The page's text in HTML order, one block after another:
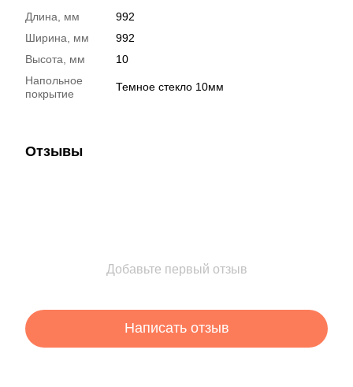
Длина, мм
992
Ширина, мм
992
Высота, мм
10
Напольное
покрытие
Темное стекло 10мм
Отзывы
Добавьте первый отзыв
Написать отзыв